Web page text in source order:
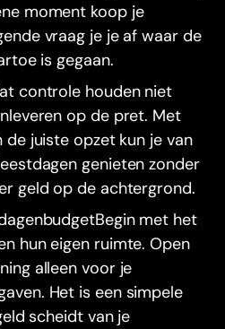
moment koop je
vraag je je af waar de
is gegaan.
controle houden niet
op de pret. Met
de juiste opzet kun je van
genieten zonder
geld op de achtergrond.
met het
hun eigen ruimte. Open
alleen voor je
Het is een simpele
scheidt van je